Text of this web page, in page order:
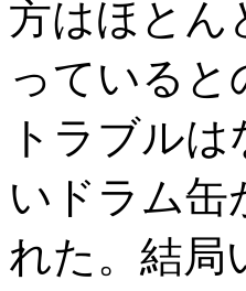
方はほとん
っていると
トラブル
いドラム缶
れた。結局